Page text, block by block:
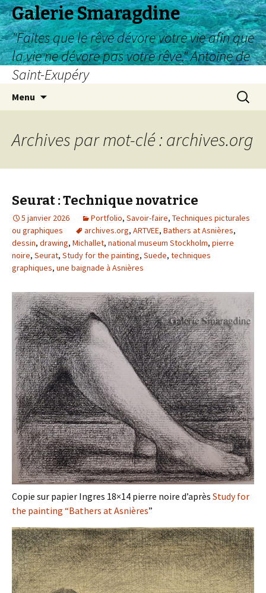
Galerie Smaragdine
"Faites que le rêve dévore votre vie afin que
la vie ne dévore pas votre rêve." Antoine de
Saint-Exupéry
Menu
Archives par mot-clé : archives.org
Seurat : Technique novatrice
5 janvier 2026 Portfolio, Savoir-faire, Techniques picturales
ou graphiques
archives.org, ARTVEE, Bathers at Asnières,
dessin, drawing, Michallet, national museum Stockholm, pierre
noire, Seurat, Study for the painting, Suede, techniques
graphiques, une baignade à Asnières
Copie sur papier Ingres 18×14 pierre noire d’après Study for
the painting “Bathers at Asnières”